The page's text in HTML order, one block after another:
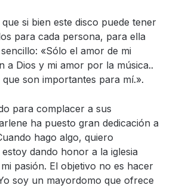
si bien este disco puede tener
para cada persona, para ella
«Sólo el amor de mi
a Dios y mi amor por la música..
que son importantes para mí.».
para complacer a sus
ha puesto gran dedicación a
hago algo, quiero
dando honor a la iglesia
pasión. El objetivo no es hacer
soy un mayordomo que ofrece